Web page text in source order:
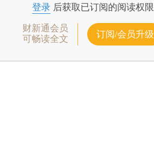
登录后获取已订阅的阅读权限
财新通会员
可畅读全文
订阅/会员升级